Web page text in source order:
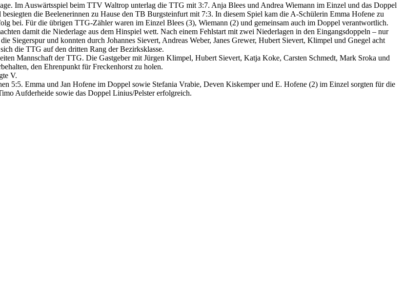
Im Auswärtsspiel beim TTV Waltrop unterlag die TTG mit 3:7. Anja Blees und Andrea Wiemann im Einzel und das Doppel
die Beelenerinnen zu Hause den TB Burgsteinfurt mit 7:3. In diesem Spiel kam die A-Schülerin Emma Hofene zu
bei. Für die übrigen TTG-Zähler waren im Einzel Blees (3), Wiemann (2) und gemeinsam auch im Doppel verantwortlich.
damit die Niederlage aus dem Hinspiel wett. Nach einem Fehlstart mit zwei Niederlagen in den Eingangsdoppeln – nur
Siegerspur und konnten durch Johannes Sievert, Andreas Weber, Janes Grewer, Hubert Sievert, Klimpel und Gnegel acht
die TTG auf den dritten Rang der Bezirksklasse.
Mannschaft der TTG. Die Gastgeber mit Jürgen Klimpel, Hubert Sievert, Katja Koke, Carsten Schmedt, Mark Sroka und
den Ehrenpunkt für Freckenhorst zu holen.
V.
5:5. Emma und Jan Hofene im Doppel sowie Stefania Vrabie, Deven Kiskemper und E. Hofene (2) im Einzel sorgten für die
Aufderheide sowie das Doppel Linius/Pelster erfolgreich.